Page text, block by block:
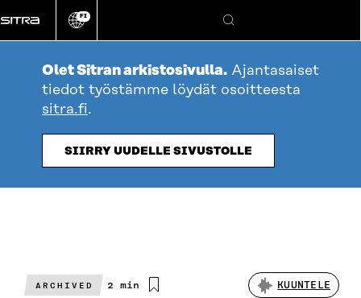
suoraan
sisältöön
Vaihda
kieli
FI
Hae
Olet Sitran arkistosivulla. Ajantasaiset
tiedot työstämme löydät osoitteesta
sitra.fi.
SIIRRY UUDELLE SIVUSTOLLE
ARCHIVED
Arvioitu
2 min KUUNTELE